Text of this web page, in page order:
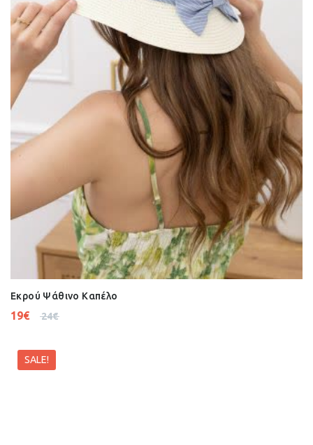
Εκρού Ψάθινο Καπέλο
24€
19€
SALE!